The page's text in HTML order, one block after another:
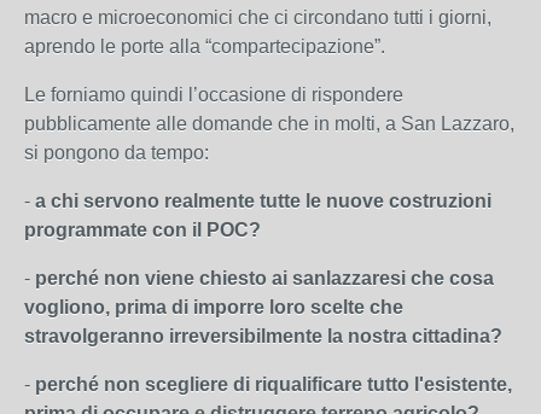
macro e microeconomici che ci circondano tutti i giorni,
aprendo le porte alla “compartecipazione”.
Le forniamo quindi l’occasione di rispondere
pubblicamente alle domande che in molti, a San Lazzaro,
si pongono da tempo:
- a chi servono realmente tutte le nuove costruzioni
programmate con il POC?
- perché non viene chiesto ai sanlazzaresi che cosa
vogliono, prima di imporre loro scelte che
stravolgeranno irreversibilmente la nostra cittadina?
- perché non scegliere di riqualificare tutto l'esistente,